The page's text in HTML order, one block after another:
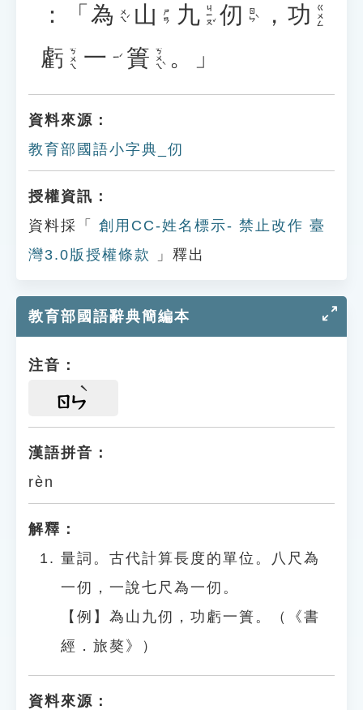
：「 為 ㄨㄟˊ 山 ㄕㄢ 九 ㄐㄧㄡˇ 仞 ㄖㄣˋ ， 功 ㄍㄨㄥ
虧 ㄎㄨㄟ 一 ㄧˊ 簣 ㄎㄨㄟˋ 。」
資料來源：
教育部國語小字典_仞
授權資訊：
資料採「
創用CC-姓名標示- 禁止改作 臺
灣3.0版授權條款
」釋出
教育部國語辭典簡編本
注音：
ㄖㄣ
漢語拼音：
rèn
解釋：
量詞。古代計算長度的單位。八尺為
一仞，一說七尺為一仞。
【例】為山九仞，功虧一簣。（《書
經．旅獒》）
資料來源：